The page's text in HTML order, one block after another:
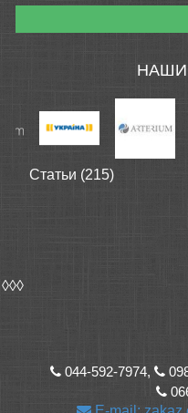
НАШИ
Статьи (215)
◊◊◊
044-592-7974,